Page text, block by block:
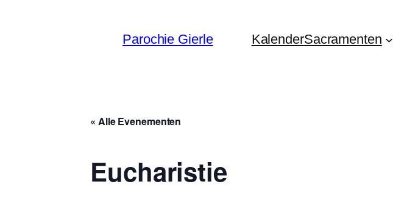
Parochie Gierle KalenderSacramenten
« Alle Evenementen
Eucharistie